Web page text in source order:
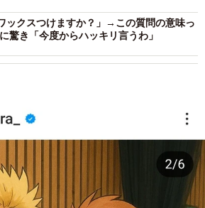
ックスつけますか？」→この質問の意味っ
驚き「今度からハッキリ言うわ」